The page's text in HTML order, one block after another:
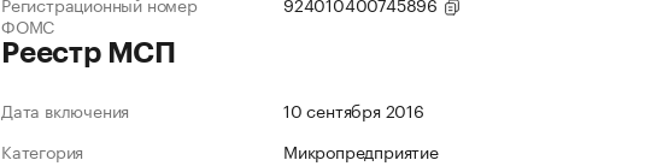
ФОМС
Реестр МСП
Дата включения
10 сентября 2016
Категория
Микропредприятие